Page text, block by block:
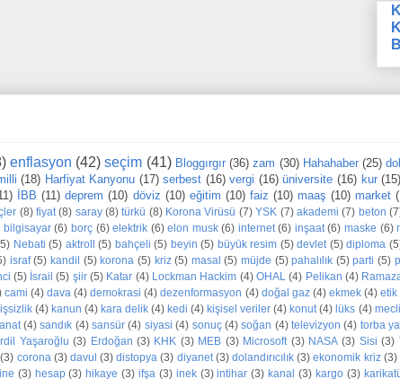
enflasyon (42) seçim (41) Bloggırgır (36) zam (30) Hahahaber (25)
(18) Harfiyat Kanyonu (17) serbest (16) vergi (16) üniversite (16) kur (15)
İBB (11) deprem (10) döviz (10) eğitim (10) faiz (10) maaş (10) market
(8) fiyat (8) saray (8) türkü (8) Korona Virüsü (7) YSK (7) akademi (7) beton
bilgisayar (6) borç (6) elektrik (6) elon musk (6) internet (6) inşaat (6) maske (6)
Nebati (5) aktroll (5) bahçeli (5) beyin (5) büyük resim (5) devlet (5) diploma
israf (5) kandil (5) korona (5) kriz (5) masal (5) müjde (5) pahalılık (5) parti (5)
(5) İsrail (5) şiir (5) Katar (4) Lockman Hackim (4) OHAL (4) Pelikan (4)
cami (4) dava (4) demokrasi (4) dezenformasyon (4) doğal gaz (4) ekmek (4) etik
işsizlik (4) kanun (4) kara delik (4) kedi (4) kişisel veriler (4) konut (4) lüks (4)
(4) sandık (4) sansür (4) siyasi (4) sonuç (4) soğan (4) televizyon (4) torba
Yaşaroğlu (3) Erdoğan (3) KHK (3) MEB (3) Microsoft (3) NASA (3) Sisi (3)
(3) corona (3) davul (3) distopya (3) diyanet (3) dolandırıcılık (3) ekonomik kriz (3)
(3) hesap (3) hikaye (3) ifşa (3) inek (3) intihar (3) kanal (3) kargo (3)